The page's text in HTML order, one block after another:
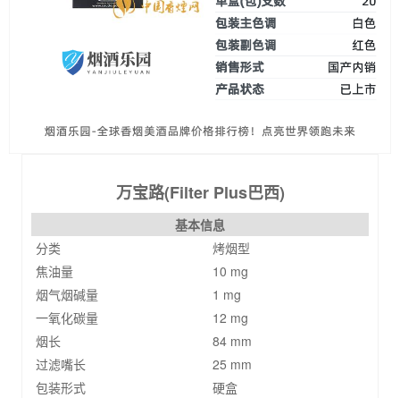
万宝路(Filter Plus巴西)
基本信息
分类
烤烟型
焦油量
10 mg
烟气烟碱量
1 mg
一氧化碳量
12 mg
烟长
84 mm
过滤嘴长
25 mm
包装形式
硬盒